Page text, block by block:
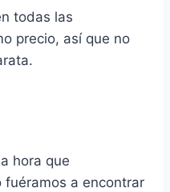
todas las
precio, así que no
hora que
a encontrar